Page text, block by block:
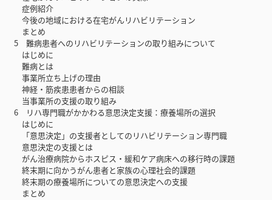
症例紹介
今後の地域における在宅がんリハビリテーション
まとめ
5 難病患者へのリハビリテーションの取り組みについて
はじめに
難病とは
事業所立ち上げの理由
神経・筋疾患患者からの相談
当事業所の支援の取り組み
6 リハ専門職がかかわる意思決定支援：療養場所の選択
はじめに
「意思決定」の支援者としてのリハビリテーション専門職
意思決定の支援とは
がん治療病院からホスピス・緩和ケア病床への移行時の課題
終末期に向かうがん患者と家族の心理社会的課題
終末期の療養場所についての意思決定への支援
まとめ